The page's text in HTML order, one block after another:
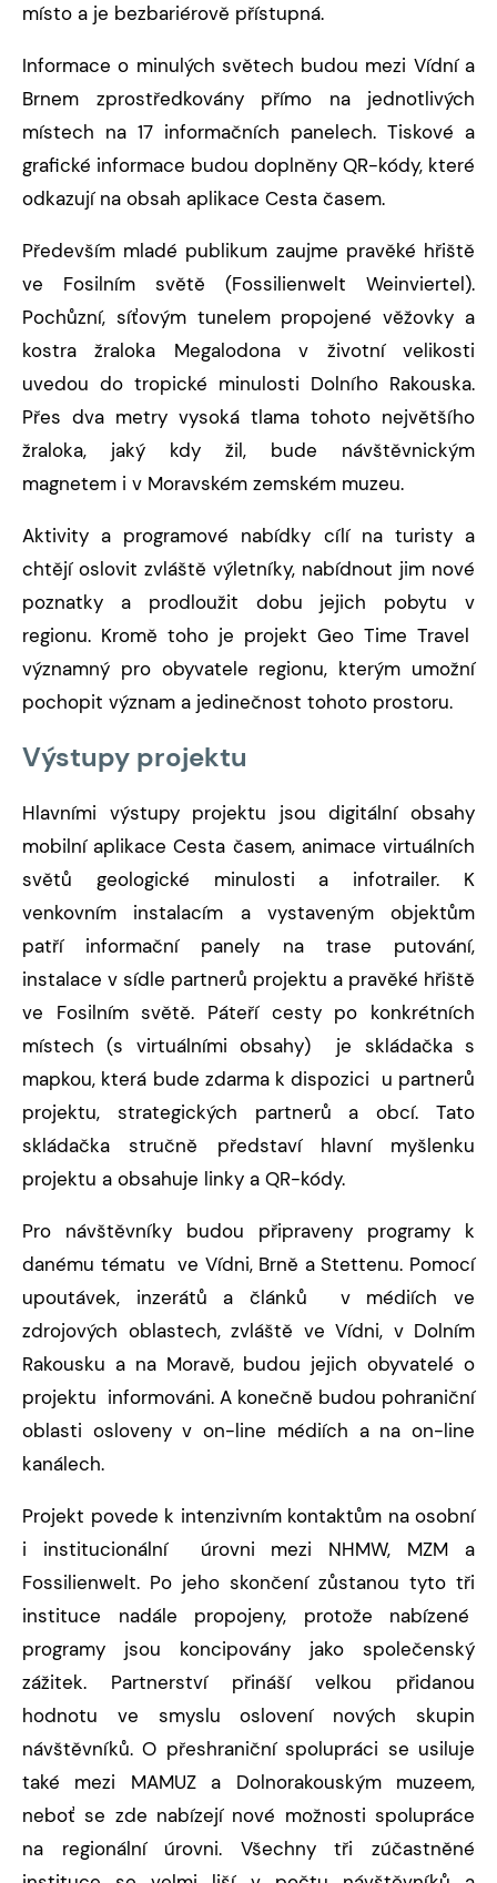
místo a je bezbariérově přístupná.
Informace o minulých světech budou mezi Vídní a
Brnem zprostředkovány přímo na jednotlivých
místech na 17 informačních panelech. Tiskové a
grafické informace budou doplněny QR-kódy, které
odkazují na obsah aplikace Cesta časem.
Především mladé publikum zaujme pravěké hřiště
ve Fosilním světě (Fossilienwelt Weinviertel).
Pochůzní, síťovým tunelem propojené věžovky a
kostra žraloka Megalodona v životní velikosti
uvedou do tropické minulosti Dolního Rakouska.
Přes dva metry vysoká tlama tohoto největšího
žraloka, jaký kdy žil, bude návštěvnickým
magnetem i v Moravském zemském muzeu.
Aktivity a programové nabídky cílí na turisty a
chtějí oslovit zvláště výletníky, nabídnout jim nové
poznatky a prodloužit dobu jejich pobytu v
regionu. Kromě toho je projekt Geo Time Travel
významný pro obyvatele regionu, kterým umožní
pochopit význam a jedinečnost tohoto prostoru.
Výstupy projektu
Hlavními výstupy projektu jsou digitální obsahy
mobilní aplikace Cesta časem, animace virtuálních
světů geologické minulosti a infotrailer. K
venkovním instalacím a vystaveným objektům
patří informační panely na trase putování,
instalace v sídle partnerů projektu a pravěké hřiště
ve Fosilním světě. Páteří cesty po konkrétních
místech (s virtuálními obsahy) je skládačka s
mapkou, která bude zdarma k dispozici u partnerů
projektu, strategických partnerů a obcí. Tato
skládačka stručně představí hlavní myšlenku
projektu a obsahuje linky a QR-kódy.
Pro návštěvníky budou připraveny programy k
danému tématu ve Vídni, Brně a Stettenu. Pomocí
upoutávek, inzerátů a článků v médiích ve
zdrojových oblastech, zvláště ve Vídni, v Dolním
Rakousku a na Moravě, budou jejich obyvatelé o
projektu informováni. A konečně budou pohraniční
oblasti osloveny v on-line médiích a na on-line
kanálech.
Projekt povede k intenzivním kontaktům na osobní
i institucionální úrovni mezi NHMW, MZM a
Fossilienwelt. Po jeho skončení zůstanou tyto tři
instituce nadále propojeny, protože nabízené
programy jsou koncipovány jako společenský
zážitek. Partnerství přináší velkou přidanou
hodnotu ve smyslu oslovení nových skupin
návštěvníků. O přeshraniční spolupráci se usiluje
také mezi MAMUZ a Dolnorakouským muzeem,
neboť se zde nabízejí nové možnosti spolupráce
na regionální úrovni. Všechny tři zúčastněné